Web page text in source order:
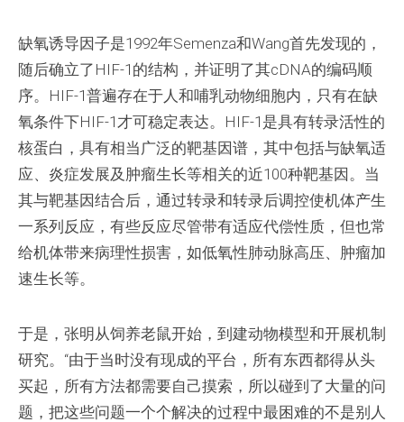
缺氧诱导因子是1992年Semenza和Wang首先发现的，
随后确立了HIF-1的结构，并证明了其cDNA的编码顺
序。HIF-1普遍存在于人和哺乳动物细胞内，只有在缺
氧条件下HIF-1才可稳定表达。HIF-1是具有转录活性的
核蛋白，具有相当广泛的靶基因谱，其中包括与缺氧适
应、炎症发展及肿瘤生长等相关的近100种靶基因。当
其与靶基因结合后，通过转录和转录后调控使机体产生
一系列反应，有些反应尽管带有适应代偿性质，但也常
给机体带来病理性损害，如低氧性肺动脉高压、肿瘤加
速生长等。
于是，张明从饲养老鼠开始，到建动物模型和开展机制
研究。“由于当时没有现成的平台，所有东西都得从头
买起，所有方法都需要自己摸索，所以碰到了大量的问
题，把这些问题一个个解决的过程中最困难的不是别人